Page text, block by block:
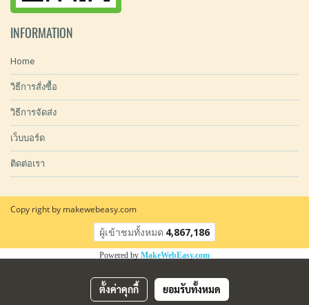
INFORMATION
Home
วิธีการสั่งซื้อ
วิธีการจัดส่ง
เว็บบอร์ด
ติดต่อเรา
Copy right by makewebeasy.com
ผู้เข้าชมทั้งหมด 4,867,186
Powered by MakeWebEasy.com
ตั้งค่าคุกกี้ ยอมรับทั้งหมด